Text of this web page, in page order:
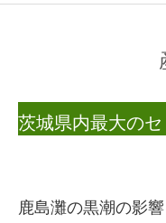
茨城県内最大の
鹿島灘の黒潮の影